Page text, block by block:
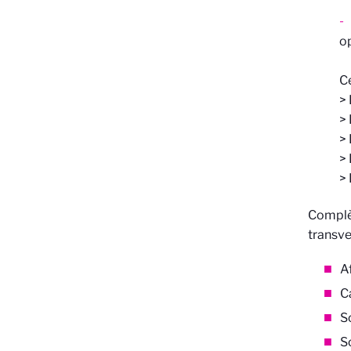
>
>
>
>
>